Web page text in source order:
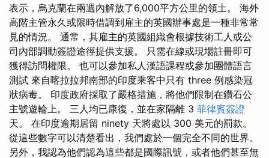
表示，烏克蘭在兩週內解放了6,000平方公里的領土。 海外
高階主管永久或限時借調到雇主的英國辦事處是一種非常常
見的情況。 通常，其雇主的英國組織會根據技術工人或公
司內部調動簽證途徑提供支援。 只需在線或現場註冊即可
獲得訪問權限。 也可以參加私人漢語課程或參加團體語言
測試 來自喀拉拉邦南部的印度乘客中只有 three 例感染冠
狀病毒。 印度政府採取了嚴格措施，將他們限制在鑽石公
主號遊輪上。 三人均已康復，並在家隔離 3 菲律賓簽證
天。 在印度逾期居留 ninety 天將處以 300 美元的罰款。
從這些數字可以清楚看出，我們處於一個完全不同的世界。
另外，我認為他們認為這些都是國際訊號，或者他們甚至無